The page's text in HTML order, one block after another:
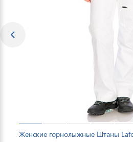
Женские горнолыжные Штаны